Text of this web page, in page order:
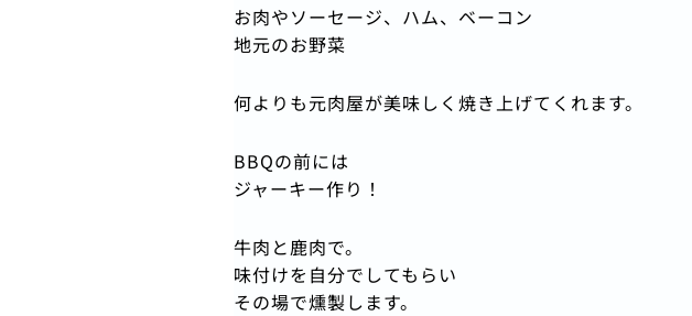
お肉やソーセージ、ハム、ベーコン
地元のお野菜
何よりも元肉屋が美味しく焼き上げてくれます。
BBQの前には
ジャーキー作り！
牛肉と鹿肉で。
味付けを自分でしてもらい
その場で燻製します。